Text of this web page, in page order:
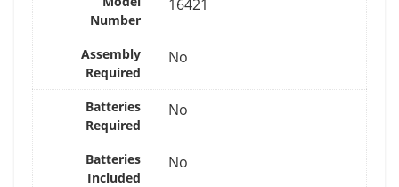
Number
‎16421
Assembly
Required
‎No
Batteries
Required
‎No
Batteries
Included
‎No